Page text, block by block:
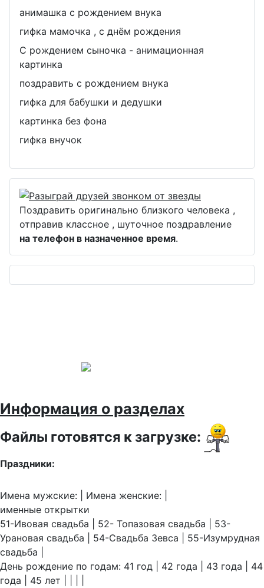
анимашка с рождением внука
гифка мамочка , с днём рождения
С рождением сыночка - анимационная
картинка
поздравить с рождением внука
гифка для бабушки и дедушки
картинка без фона
гифка внучок
Поздравить оригинально близкого человека ,
отправив классное , шуточное поздравление
на телефон в назначенное время.
Информация о разделах
Файлы готовятся к загрузке:
Праздники:
Имена мужские: | Имена женские: |
именные открытки
51-Ивовая свадьба | 52- Топазовая свадьба | 53-
Урановая свадьба | 54-Свадьба Зевса | 55-Изумрудная
свадьба |
День рождение по годам: 41 год | 42 года | 43 года | 44
года | 45 лет | | | |